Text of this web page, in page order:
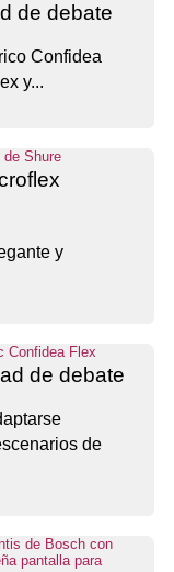
de debate
Confidea
y...
y
de debate
de